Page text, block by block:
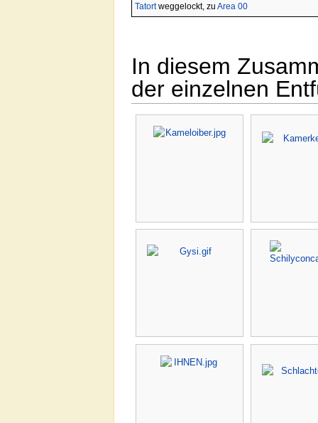
Tatortweggelockt, zu Area 00
In diesem
der einzelnen